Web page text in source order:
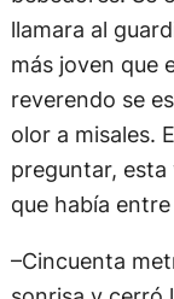
llamara al
más joven que
reverendo se
olor a misales.
preguntar, esta
que había
–Cincuenta